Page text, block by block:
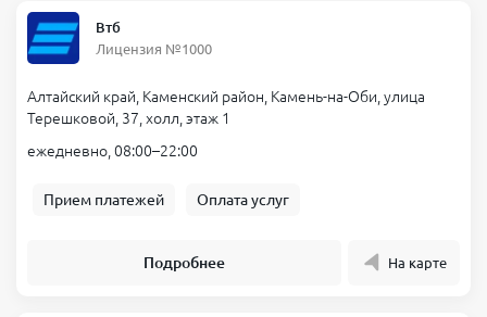
50000 рублей и 100000 рублей — оптимальное решение для
крупных покупок, когда не хочется переплачивать банку
Условия получения
Без выходных, по паспорту или через Госуслуги подайте
Втб
Лицензия №1000
Алтайский край, Каменский район, Камень-на-Оби, улица
Терешковой, 37, холл, этаж 1
ежедневно, 08:00–22:00
Прием платежей Оплата услуг
Подробнее На карте